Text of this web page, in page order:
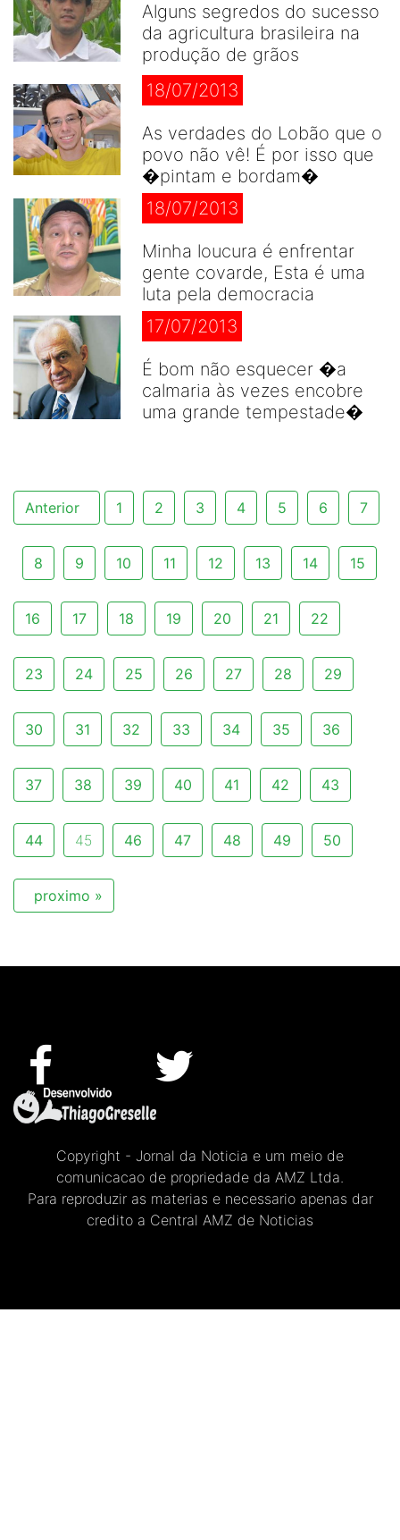
Alguns segredos do sucesso
da agricultura brasileira na
produção de grãos
18/07/2013
As verdades do Lobão que o
povo não vê! É por isso que
�pintam e bordam�
18/07/2013
Minha loucura é enfrentar
gente covarde, Esta é uma
luta pela democracia
17/07/2013
É bom não esquecer �a
calmaria às vezes encobre
uma grande tempestade�
Anterior 1 2 3 4 5 6 7
8 9 10 11 12 13 14 15
16 17 18 19 20 21 22
23 24 25 26 27 28 29
30 31 32 33 34 35 36
37 38 39 40 41 42 43
44 45 46 47 48 49 50
proximo »
Copyright - Jornal da Noticia e um meio de
comunicacao de propriedade da AMZ Ltda.
Para reproduzir as materias e necessario apenas dar
credito a Central AMZ de Noticias